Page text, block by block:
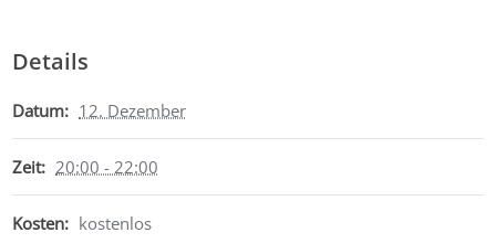
Details
Datum: 12. Dezember
Zeit: 20:00 - 22:00
Kosten: kostenlos